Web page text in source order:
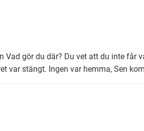
Vad gör du där? Du vet att du inte får
var stängt. Ingen var hemma, Sen